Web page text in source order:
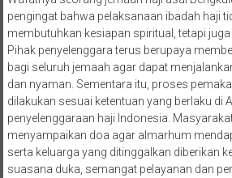
pengingat bahwa pelaksanaan ibadah haji
membutuhkan kesiapan spiritual, tetapi
Pihak penyelenggara terus berupaya
bagi seluruh jemaah agar dapat
dan nyaman. Sementara itu, proses
dilakukan sesuai ketentuan yang berlaku di
penyelenggaraan haji Indonesia.
menyampaikan doa agar almarhum
serta keluarga yang ditinggalkan diberikan
suasana duka, semangat pelayanan dan